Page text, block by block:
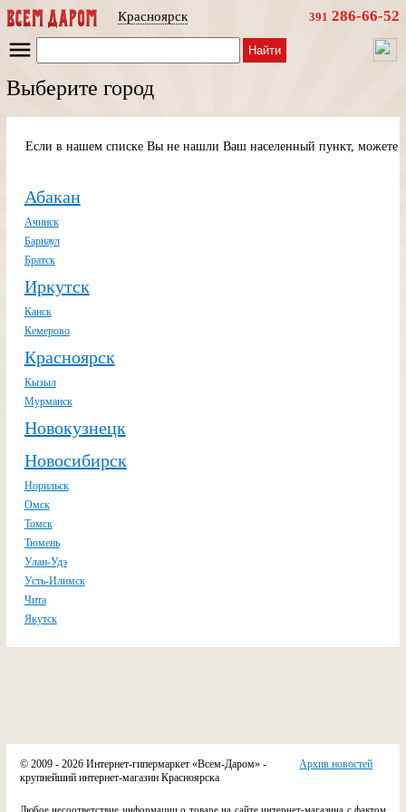
Красноярск 391 286-66-52
Найти
Выберите город
Если в нашем списке Вы не нашли Ваш населенный пункт, можете
Абакан
Ачинск
Барнаул
Братск
Иркутск
Канск
Кемерово
Красноярск
Кызыл
Мурманск
Новокузнецк
Новосибирск
Норильск
Омск
Томск
Тюмень
Улан-Удэ
Усть-Илимск
Чита
Якутск
Архив новостей
© 2009 - 2026 Интернет-гипермаркет «Всем-Даром» -
крупнейший интернет-магазин Красноярска
Любое несоответствие информации о товаре на сайте интернет-магазина с фактом